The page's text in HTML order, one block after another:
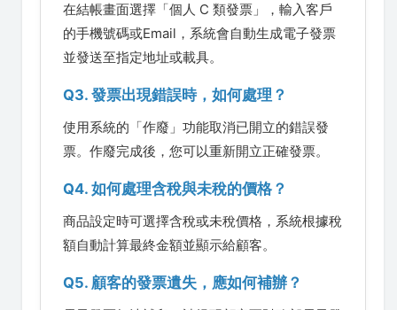
在結帳畫面選擇「個人 C 類發票」，輸入客戶
的手機號碼或Email，系統會自動生成電子發票
並發送至指定地址或載具。
Q3. 發票出現錯誤時，如何處理？
使用系統的「作廢」功能取消已開立的錯誤發
票。作廢完成後，您可以重新開立正確發票。
Q4. 如何處理含稅與未稅的價格？
商品設定時可選擇含稅或未稅價格，系統根據稅
額自動計算最終金額並顯示給顧客。
Q5. 顧客的發票遺失，應如何補辦？